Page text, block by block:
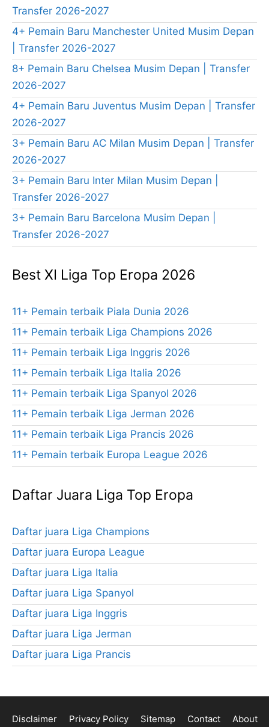
Transfer 2026-2027
4+ Pemain Baru Manchester United Musim Depan
| Transfer 2026-2027
8+ Pemain Baru Chelsea Musim Depan | Transfer
2026-2027
4+ Pemain Baru Juventus Musim Depan | Transfer
2026-2027
3+ Pemain Baru AC Milan Musim Depan | Transfer
2026-2027
3+ Pemain Baru Inter Milan Musim Depan |
Transfer 2026-2027
3+ Pemain Baru Barcelona Musim Depan |
Transfer 2026-2027
Best XI Liga Top Eropa 2026
11+ Pemain terbaik Piala Dunia 2026
11+ Pemain terbaik Liga Champions 2026
11+ Pemain terbaik Liga Inggris 2026
11+ Pemain terbaik Liga Italia 2026
11+ Pemain terbaik Liga Spanyol 2026
11+ Pemain terbaik Liga Jerman 2026
11+ Pemain terbaik Liga Prancis 2026
11+ Pemain terbaik Europa League 2026
Daftar Juara Liga Top Eropa
Daftar juara Liga Champions
Daftar juara Europa League
Daftar juara Liga Italia
Daftar juara Liga Spanyol
Daftar juara Liga Inggris
Daftar juara Liga Jerman
Daftar juara Liga Prancis
Disclaimer Privacy Policy Sitemap Contact About